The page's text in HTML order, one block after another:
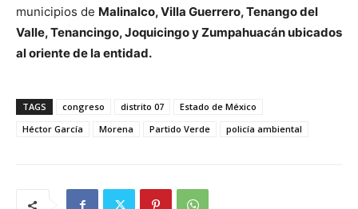
municipios de Malinalco, Villa Guerrero, Tenango del
Valle, Tenancingo, Joquicingo y Zumpahuacán ubicados
al oriente de la entidad.
TAGS congreso distrito 07
Estado de México
Héctor García
Morena Partido Verde policía ambiental